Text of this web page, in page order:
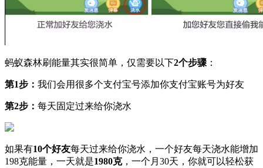
蚂蚁森林刷能量其实很简单，仅需要以下2个步骤：
第1步： 我们会用很多个支付宝号添加你支付宝账号为好友
第2步： 每天固定过来给你浇水
如果有10个好友每天过来给你浇水，一个好友每天浇水能增加
198克能量，一天就是1980克，一个月30天，你就可以轻松获